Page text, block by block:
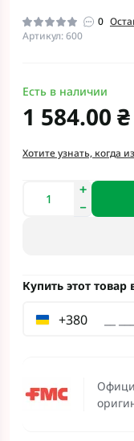
0
Артикул: 600
Есть в наличии
1 584.00 ₴
Хотите узнать, когда
Купить этот товар
+380